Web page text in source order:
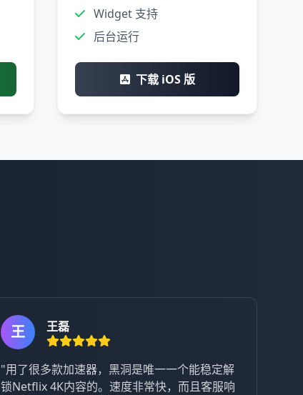
Widget 支持
后台运行
下载 iOS 版
王 王磊
"用了很多款加速器，黑洞是唯一一个能稳定解
锁Netflix 4K内容的。速度非常快，而且客服响